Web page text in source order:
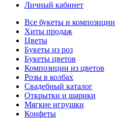
Личный кабинет
Все букеты и композиции
Хиты продаж
Цветы
Букеты из роз
Букеты цветов
Композиции из цветов
Розы в колбах
Свадебный каталог
Открытки и шарики
Мягкие игрушки
Конфеты